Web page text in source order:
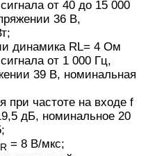
от 40 до 15 000
36 В,
динамика RL= 4 Ом
от 1 000 Гц,
39 В, номинальная
при частоте на входе f
дБ, номинальное 20
R = 8 В/мкс;